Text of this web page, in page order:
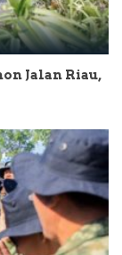
Jalan Riau,